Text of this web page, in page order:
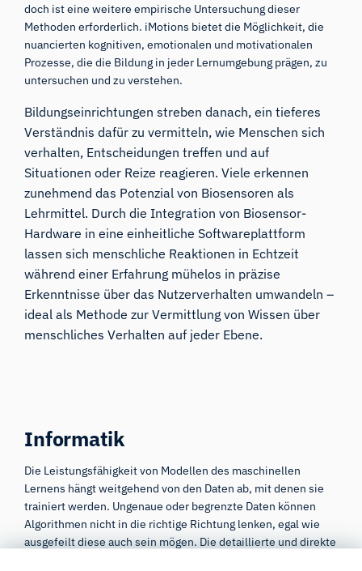
doch ist eine weitere empirische Untersuchung dieser
Methoden erforderlich. iMotions bietet die Möglichkeit, die
nuancierten kognitiven, emotionalen und motivationalen
Prozesse, die die Bildung in jeder Lernumgebung prägen, zu
untersuchen und zu verstehen.
Bildungseinrichtungen streben danach, ein tieferes
Verständnis dafür zu vermitteln, wie Menschen sich
verhalten, Entscheidungen treffen und auf
Situationen oder Reize reagieren. Viele erkennen
zunehmend das Potenzial von Biosensoren als
Lehrmittel. Durch die Integration von Biosensor-
Hardware in eine einheitliche Softwareplattform
lassen sich menschliche Reaktionen in Echtzeit
während einer Erfahrung mühelos in präzise
Erkenntnisse über das Nutzerverhalten umwandeln –
ideal als Methode zur Vermittlung von Wissen über
menschliches Verhalten auf jeder Ebene.
Informatik
Die Leistungsfähigkeit von Modellen des maschinellen
Lernens hängt weitgehend von den Daten ab, mit denen sie
trainiert werden. Ungenaue oder begrenzte Daten können
Algorithmen nicht in die richtige Richtung lenken, egal wie
ausgefeilt diese auch sein mögen. Die detaillierte und direkte